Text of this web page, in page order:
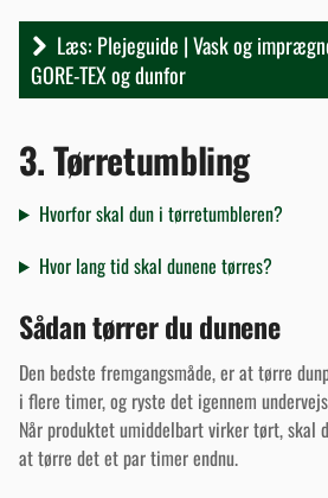
Læs: Plejeguide | Vask og
GORE-TEX og dunfor
3. Tørretumbling
Hvorfor skal dun i tørretumbleren?
Hvor lang tid skal dunene tørres?
Sådan tørrer du dunene
Den bedste fremgangsmåde, er at tørre
i flere timer, og ryste det igennem
Når produktet umiddelbart virker tørt,
at tørre det et par timer endnu.